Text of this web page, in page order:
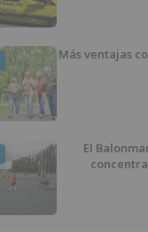
Más ventajas
El